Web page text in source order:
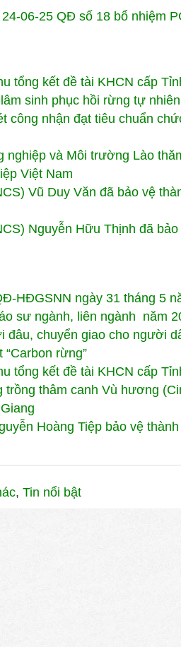
24-06-25 QĐ số 18 bổ nhiệm
tổng kết đề tài KHCN cấp
sinh phục hồi rừng tự
công nhận đạt tiêu chuẩn
nghiệp và Môi trường Lào
Việt Nam
Vũ Duy Văn đã bảo vệ
Nguyễn Hữu Thịnh đã
HĐGSNN ngày 31 tháng 5
sư ngành, liên ngành năm
đâu, chuyển giao cho người
“Carbon rừng”
tổng kết đề tài KHCN cấp
thâm canh Vù hương
Hoàng Tiệp bảo vệ
, Tin nổi bật